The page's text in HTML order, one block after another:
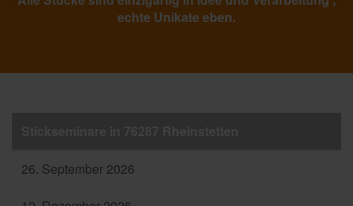
echte Unikate eben.
26. September 2026